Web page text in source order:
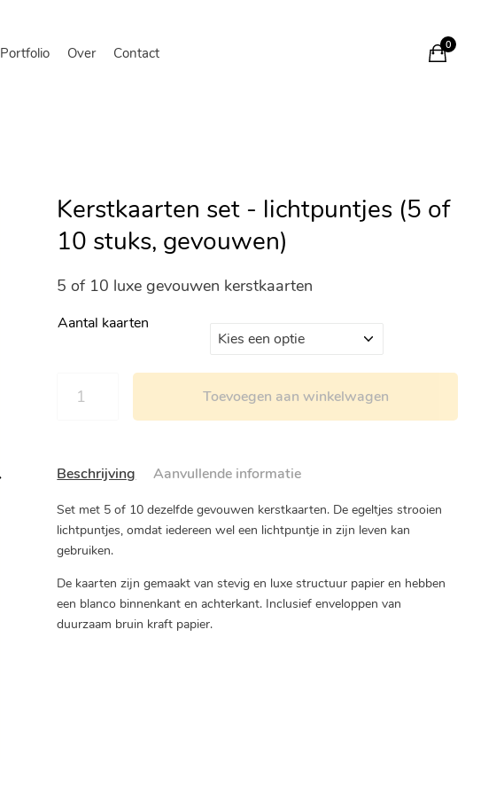
Portfolio Over Contact 0
Kerstkaarten set - lichtpuntjes (5 of
10 stuks, gevouwen)
5 of 10 luxe gevouwen kerstkaarten
Aantal kaarten
Toevoegen aan winkelwagen
Beschrijving Aanvullende informatie
Set met 5 of 10 dezelfde gevouwen kerstkaarten. De egeltjes strooien
lichtpuntjes, omdat iedereen wel een lichtpuntje in zijn leven kan
gebruiken.
De kaarten zijn gemaakt van stevig en luxe structuur papier en hebben
een blanco binnenkant en achterkant. Inclusief enveloppen van
duurzaam bruin kraft papier.